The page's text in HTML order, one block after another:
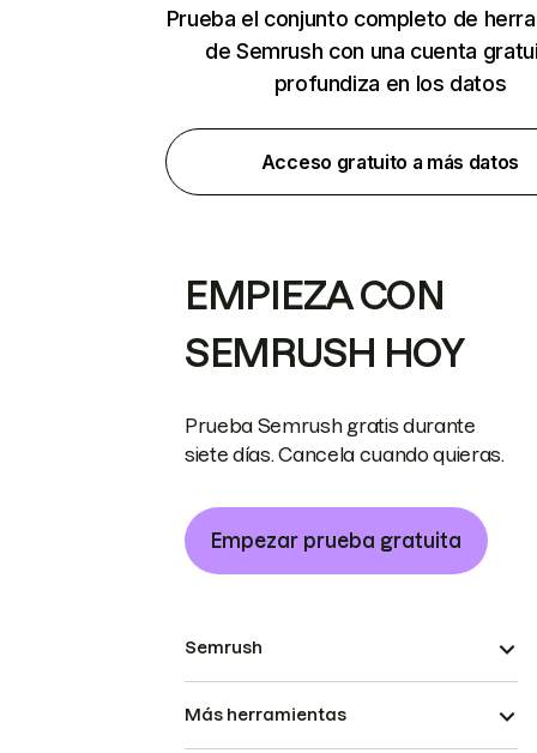
Prueba el conjunto completo de
de Semrush con una cuenta
profundiza en los datos
Acceso gratuito a más datos
EMPIEZA CON
SEMRUSH HOY
Prueba Semrush gratis durante
siete días. Cancela cuando quieras.
Empezar prueba gratuita
Semrush
Más herramientas